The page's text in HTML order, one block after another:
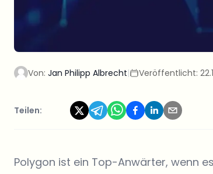
Von: Jan Philipp Albrecht| Veröffentlicht:
Teilen:
Polygon ist ein Top-Anwärter, wenn